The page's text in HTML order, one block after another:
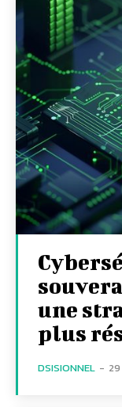
une
plus
DSISIONNEL -